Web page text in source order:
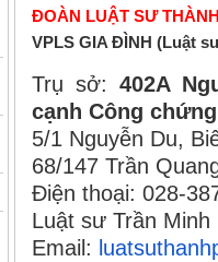
ĐOÀN LUẬT SƯ
VPLS GIA ĐÌNH (Luật
Trụ sở:402A
cạnh Công
5/1 Nguyễn Du,
68/147 Trần
Điện thoại: 028-
Luật sư Trần Minh
Email: